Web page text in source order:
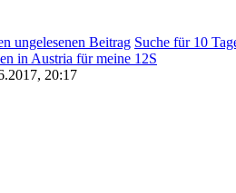
Suche für 10
in Austria für meine 12S
20:17